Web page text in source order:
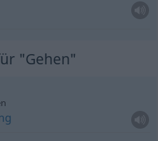
"Gehen"